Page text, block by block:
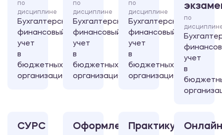
по
дисциплине
Бухгалтерский
финансовый
учет
в
бюджетных
организациях
по
дисциплине
Бухгалтерский
финансовый
учет
в
бюджетных
организациях
по
дисциплине
Бухгалтерский
финансовый
учет
в
бюджетных
организациях
по
учет
в
СУРС
ОформлениеПрактикум